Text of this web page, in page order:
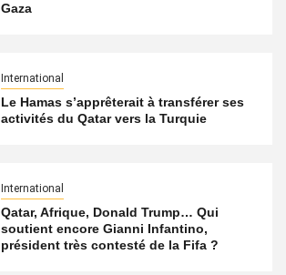
Gaza
International
Le Hamas s’apprêterait à transférer ses
activités du Qatar vers la Turquie
International
Qatar, Afrique, Donald Trump… Qui
soutient encore Gianni Infantino,
président très contesté de la Fifa ?